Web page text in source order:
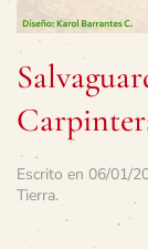
Escrito en 06/01/
Tierra.